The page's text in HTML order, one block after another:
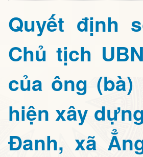
Quyết định
Chủ tịch
của ông
hiện xây
Đanh, xã